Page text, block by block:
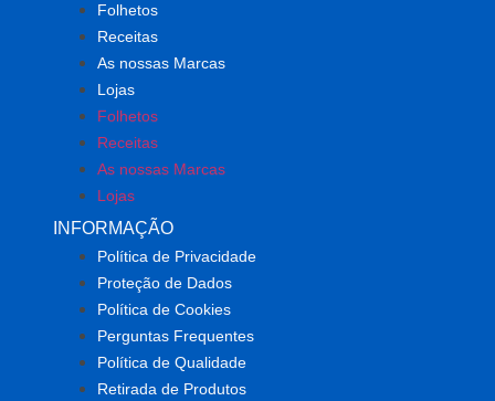
Folhetos
Receitas
As nossas Marcas
Lojas
Folhetos
Receitas
As nossas Marcas
Lojas
INFORMAÇÃO
Política de Privacidade
Proteção de Dados
Política de Cookies
Perguntas Frequentes
Política de Qualidade
Retirada de Produtos